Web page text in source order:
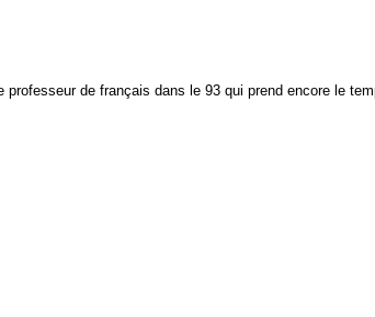
professeur de français dans le 93 qui prend encore le